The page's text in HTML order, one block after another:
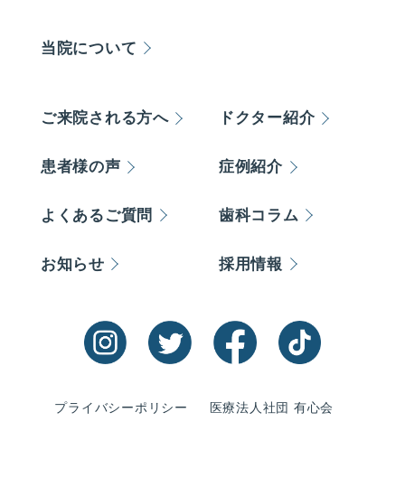
当院について
ご来院される方へ ドクター紹介
患者様の声 症例紹介
よくあるご質問 歯科コラム
お知らせ 採用情報
プライバシーポリシー 医療法人社団 有心会